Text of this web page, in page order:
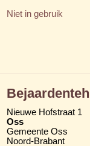
Niet in gebruik
Nieuwe Hofstraat 1
Oss
Gemeente Oss
Noord-Brabant